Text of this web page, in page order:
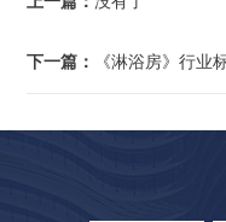
下一篇： 《淋浴房》行业